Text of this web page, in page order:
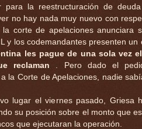
para la reestructuración de
no hay nada muy nuevo con
corte de apelaciones anunciara
y los codemandantes presenten un
les pague de una sola vez
reclaman . Pero dado el
la Corte de Apelaciones, nadie
lugar el viernes pasado, Griesa
su posición sobre el monto que
que ejecutaran la operación.